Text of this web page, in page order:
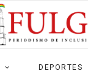
DEPORTES